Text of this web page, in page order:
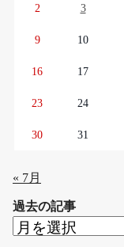
2 3
9 10
16 17
23 24
30 31
« 7月
過去の記事
過